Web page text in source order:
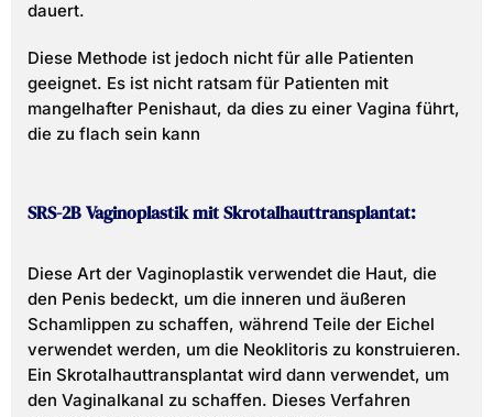
dauert.
Diese Methode ist jedoch nicht für alle Patienten
geeignet. Es ist nicht ratsam für Patienten mit
mangelhafter Penishaut, da dies zu einer Vagina führt,
die zu flach sein kann
SRS-2B Vaginoplastik mit Skrotalhauttransplantat:
Diese Art der Vaginoplastik verwendet die Haut, die
den Penis bedeckt, um die inneren und äußeren
Schamlippen zu schaffen, während Teile der Eichel
verwendet werden, um die Neoklitoris zu konstruieren.
Ein Skrotalhauttransplantat wird dann verwendet, um
den Vaginalkanal zu schaffen. Dieses Verfahren